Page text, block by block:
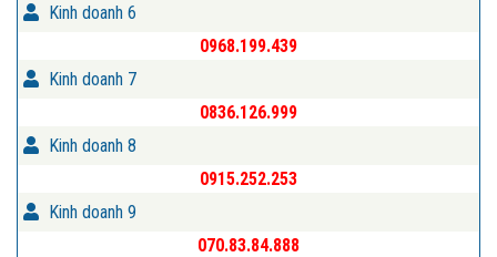
Kinh doanh 6
0968.199.439
Kinh doanh 7
0836.126.999
Kinh doanh 8
0915.252.253
Kinh doanh 9
070.83.84.888